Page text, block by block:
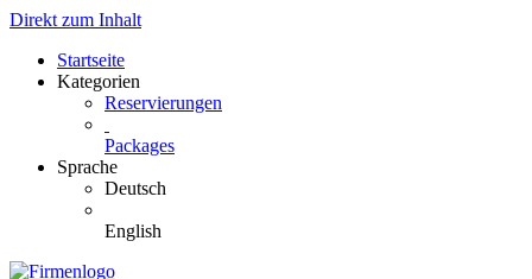
Direkt zum Inhalt
Startseite
Kategorien
Reservierungen
Packages
Sprache
Deutsch
English